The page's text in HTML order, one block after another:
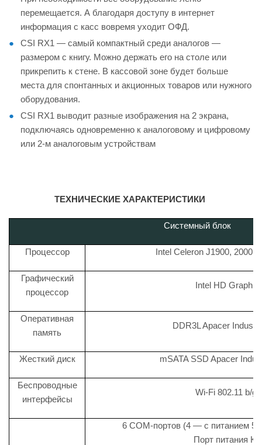
перемещается. А благодаря доступу в интернет
информация с касс вовремя уходит ОФД.
CSI RX1 — самый компактный среди аналогов —
размером с книгу. Можно держать его на столе или
прикрепить к стене. В кассовой зоне будет больше
места для спонтанных и акционных товаров или нужного
оборудования.
CSI RX1 выводит разные изображения на 2 экрана,
подключаясь одновременно к аналоговому и цифровому
или 2-м аналоговым устройствам
ТЕХНИЧЕСКИЕ ХАРАКТЕРИСТИКИ
Системный блок
Процессор Intel Celeron J1900, 2000
Графический
процессор
Intel HD
Оперативная
память
DDR3L Apacer
Жесткий диск mSATA SSD Apacer
Беспроводные
интерфейсы
Wi-Fi 802.11 b/g/
6 COM-портов (4 — c питанием 5
Порт питания